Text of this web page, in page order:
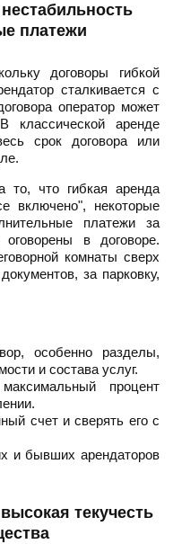
платежи
договоры гибкой
сталкивается с
оператор может
классической аренде
срок договора или
то, что гибкая аренда
включено", некоторые
платежи за
в договоре.
комнаты сверх
за парковку,
особенно разделы,
и состава услуг.
процент
счет и сверять его с
и бывших арендаторов
текучесть